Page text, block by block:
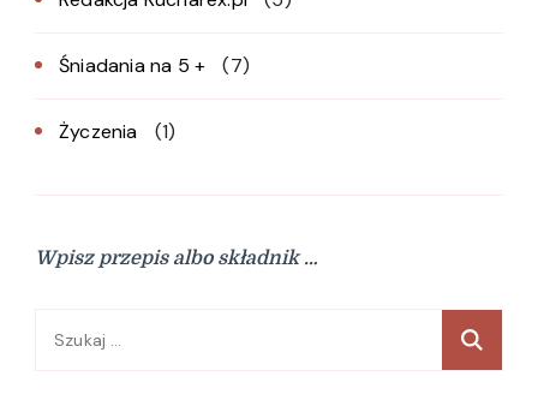
Śniadania na 5 + (7)
Życzenia (1)
Wpisz przepis albo składnik …
Szukaj: